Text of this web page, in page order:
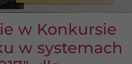
w Konkursie
w systemach